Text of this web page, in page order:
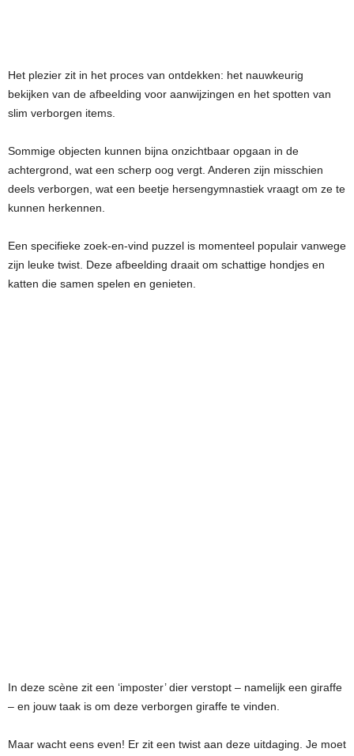
Het plezier zit in het proces van ontdekken: het nauwkeurig
bekijken van de afbeelding voor aanwijzingen en het spotten van
slim verborgen items.
Sommige objecten kunnen bijna onzichtbaar opgaan in de
achtergrond, wat een scherp oog vergt. Anderen zijn misschien
deels verborgen, wat een beetje hersengymnastiek vraagt om ze te
kunnen herkennen.
Een specifieke zoek-en-vind puzzel is momenteel populair vanwege
zijn leuke twist. Deze afbeelding draait om schattige hondjes en
katten die samen spelen en genieten.
In deze scène zit een ‘imposter’ dier verstopt – namelijk een giraffe
– en jouw taak is om deze verborgen giraffe te vinden.
Maar wacht eens even! Er zit een twist aan deze uitdaging. Je moet